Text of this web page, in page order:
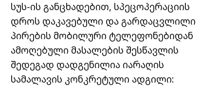
სუს-ის განცხადებით, სპეცოპერაციის
დროს დაკავებული და გარდაცვლილი
პირების მობილური ტელეფონებიდან
ამოღებული მასალების შესწავლის
შედეგად დადგენილია იარაღის
სამალავის კონკრეტული ადგილი: